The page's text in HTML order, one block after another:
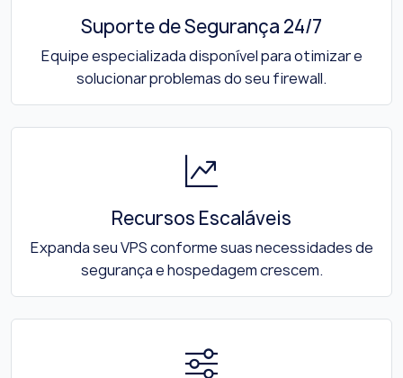
Suporte de Segurança 24/7
Equipe especializada disponível para otimizar e
solucionar problemas do seu firewall.
Recursos Escaláveis
Expanda seu VPS conforme suas necessidades de
segurança e hospedagem crescem.